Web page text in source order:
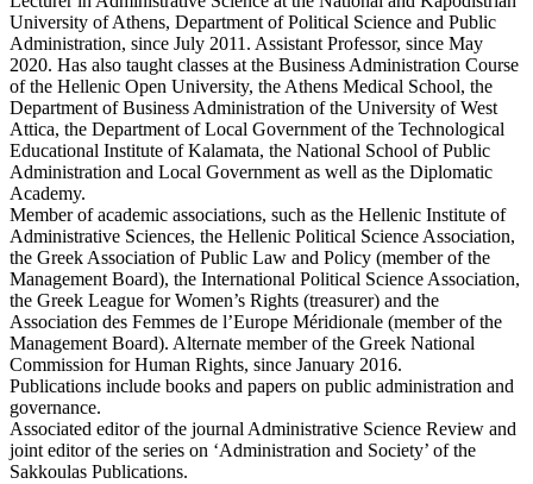
University of Athens, Department of Political Science and Public
Administration, since July 2011. Assistant Professor, since May
2020. Has also taught classes at the Business Administration Course
of the Hellenic Open University, the Athens Medical School, the
Department of Business Administration of the University of West
Attica, the Department of Local Government of the Technological
Educational Institute of Kalamata, the National School of Public
Administration and Local Government as well as the Diplomatic
Academy.
Member of academic associations, such as the Hellenic Institute of
Administrative Sciences, the Hellenic Political Science Association,
the Greek Association of Public Law and Policy (member of the
Management Board), the International Political Science Association,
the Greek League for Women’s Rights (treasurer) and the
Association des Femmes de l’Europe Méridionale (member of the
Management Board). Alternate member of the Greek National
Commission for Human Rights, since January 2016.
Publications include books and papers on public administration and
governance.
Associated editor of the journal Administrative Science Review and
joint editor of the series on ‘Administration and Society’ of the
Sakkoulas Publications.